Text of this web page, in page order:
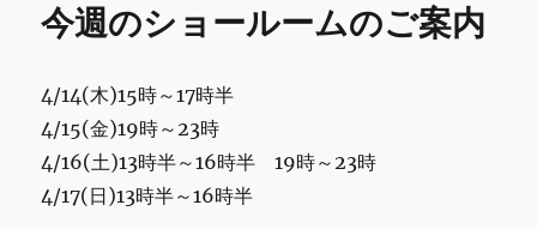
o
今週のショールームのご案内
4/14(木)15時～17時半
4/15(金)19時～23時
4/16(土)13時半～16時半 19時～23時
4/17(日)13時半～16時半